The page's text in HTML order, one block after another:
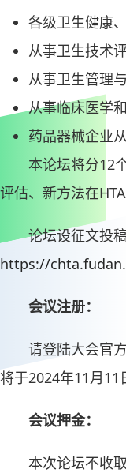
各级卫生健康
从事卫生技术
从事卫生管理
从事临床医学
药品器械企业
本论坛将分12
评估、新方法在
论坛设征文投
https://
会议注册：
请登陆大会官
将于2024年11月11
会议押金：
本次论坛不收